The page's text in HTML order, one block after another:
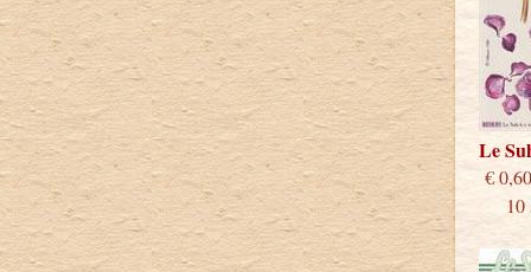
Le
10